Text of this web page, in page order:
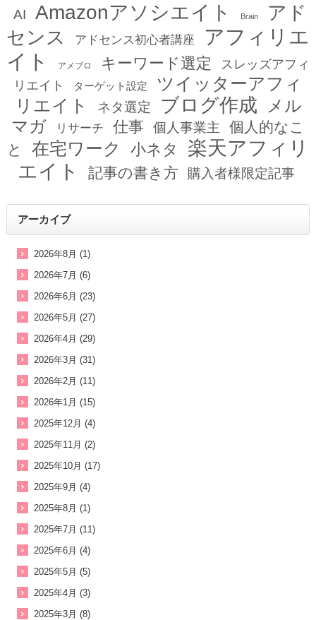
AI Amazonアソシエイト Brain
アド
センス
アドセンス初心者講座
アフィリエ
イト
アメブロ キーワード選定
スレッズアフィ
リエイト
ターゲット設定
ツイッターアフィ
リエイト
ネタ選定 ブログ作成
メル
マガ
リサーチ 仕事 個人事業主
個人的なこ
と
在宅ワーク 小ネタ
楽天アフィリ
エイト
記事の書き方 購入者様限定記事
アーカイブ
2026年8月 (1)
2026年7月 (6)
2026年6月 (23)
2026年5月 (27)
2026年4月 (29)
2026年3月 (31)
2026年2月 (11)
2026年1月 (15)
2025年12月 (4)
2025年11月 (2)
2025年10月 (17)
2025年9月 (4)
2025年8月 (1)
2025年7月 (11)
2025年6月 (4)
2025年5月 (5)
2025年4月 (3)
2025年3月 (8)